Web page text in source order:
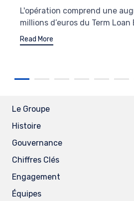
L'opération comprend une
millions d’euros du Term Loan
Read More
Le Groupe
Histoire
Gouvernance
Chiffres Clés
Engagement
Équipes